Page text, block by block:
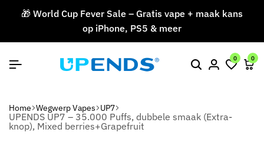
🎁 World Cup Fever Sale – Gratis vape + maak kans
op iPhone, PS5 & meer
0 0
Home Wegwerp Vapes UP7
UPENDS UP7 – 35.000 Puffs, dubbele smaak (Extra-
knop), Mixed berries+Grapefruit